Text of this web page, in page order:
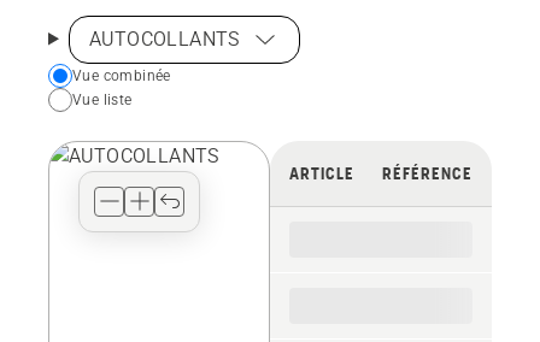
AUTOCOLLANTS
Choose
your
view
Vue combinée
Vue liste
ARTICLE RÉFÉRENCE